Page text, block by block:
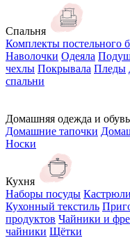
Спальня
Комплекты постельного
Наволочки Одеяла
чехлы Покрывала Пледы
спальни
Домашняя одежда и обувь
Домашние тапочки
Носки
Кухня
Наборы посуды
Кухонный текстиль
продуктов Чайники и
чайники Щётки